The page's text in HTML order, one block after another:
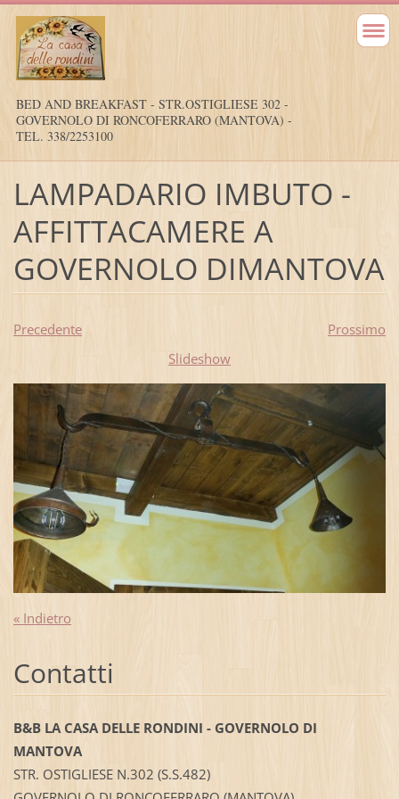
BED AND BREAKFAST - STR.OSTIGLIESE 302 -
GOVERNOLO DI RONCOFERRARO (MANTOVA) -
TEL. 338/2253100
LAMPADARIO IMBUTO -
AFFITTACAMERE A
GOVERNOLO DIMANTOVA
Precedente
Prossimo
Slideshow
« Indietro
Contatti
B&B LA CASA DELLE RONDINI - GOVERNOLO DI
MANTOVA
STR. OSTIGLIESE N.302 (S.S.482)